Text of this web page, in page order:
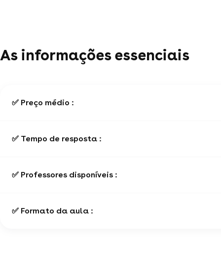
As informações essenciais
✅ Preço médio :
✅ Tempo de resposta :
✅ Professores disponíveis :
✅ Formato da aula :